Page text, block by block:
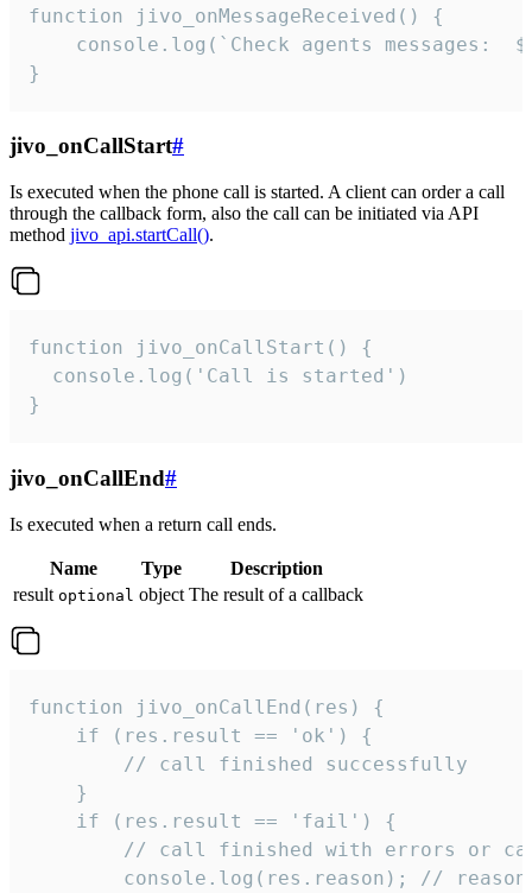
function jivo_onMessageReceived() {
}
jivo_onCallStart#
Is executed when the phone call is started. A client can order a call
through the callback form, also the call can be initiated via API
method jivo_api.startCall().
function jivo_onCallStart() {
  console.log('Call is started')
}
jivo_onCallEnd#
Is executed when a return call ends.
Name Type
Description
result optional object The result of a callback
function jivo_onCallEnd(res) {
    if (res.result == 'ok') {
        // call finished successfully
    }
    if (res.result == 'fail') {
// call finished with errors or
console.log(res.reason); //